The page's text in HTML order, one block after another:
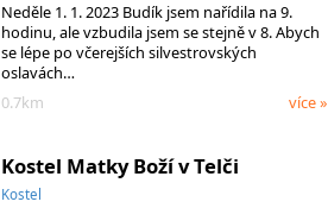
Neděle 1. 1. 2023 Budík jsem nařídila na 9.
hodinu, ale vzbudila jsem se stejně v 8. Abych
se lépe po včerejších silvestrovských
oslavách…
0.7km
více »
Kostel Matky Boží v Telči
Kostel